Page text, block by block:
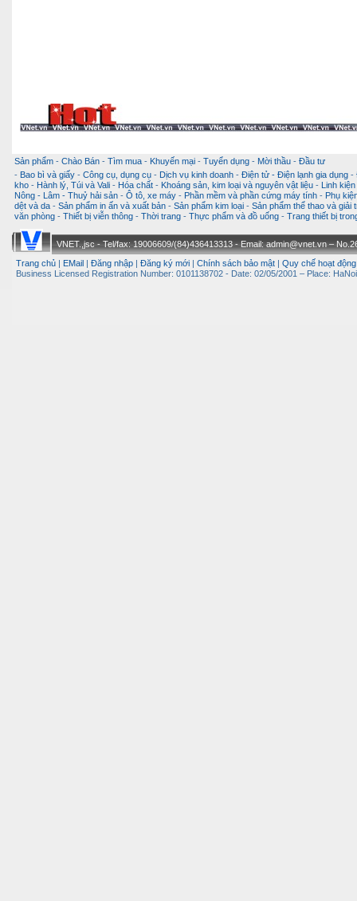
Sản phẩm - Chào Bán - Tìm mua - Khuyến mại - Tuyển dụng - Mời thầu - Đầu tư
- Bao bì và giấy - Công cụ, dụng cụ - Dịch vụ kinh doanh - Điện tử - Điện lạnh gia dụng -
kho - Hành lý, Túi và Vali - Hóa chất - Khoáng sản, kim loại và nguyên vật liệu -
Linh
Nông - Lâm - Thuỷ hải sản - Ô tô, xe máy - Phần mềm và phần cứng máy tính - Phụ
dệt và da - Sản phẩm in ấn và xuất bản - Sản phẩm kim loại - Sản phẩm thể thao và giải
văn phòng - Thiết bị viễn thông - Thời trang - Thực phẩm và đồ uống - Trang thiết bị
VNET.,jsc - Tel/fax: 19006609/(84)436413313 - Email: admin@vnet.vn –
Trang chủ
EMail Đăng nhập Đăng ký mới Chính sách bảo mật Quy chế hoạt động
Business Licensed Registration Number: 0101138702 - Date: 02/05/2001 – Place: